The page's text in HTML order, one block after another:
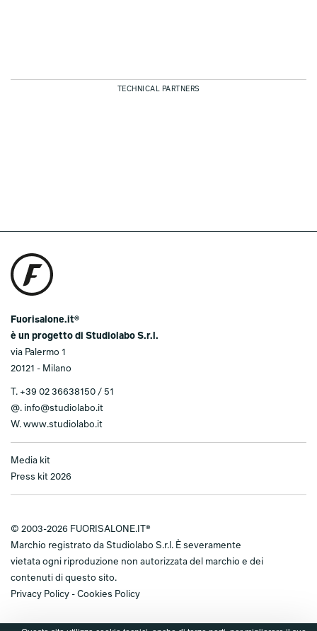
TECHNICAL PARTNERS
Fuorisalone.it®
è un progetto di Studiolabo S.r.l.
via Palermo 1
20121 - Milano
T. +39 02 36638150 / 51
@. info@studiolabo.it
W. www.studiolabo.it
Media kit
Press kit 2026
© 2003-2026 FUORISALONE.IT®
Marchio registrato da Studiolabo S.r.l. È severamente
vietata ogni riproduzione non autorizzata del marchio e dei
contenuti di questo sito.
Privacy Policy - Cookies Policy